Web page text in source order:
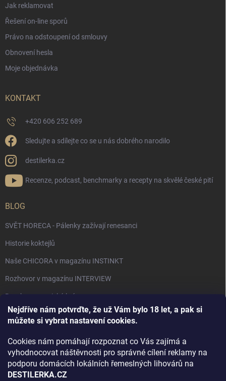
Nejdříve nám potvrďte, že už Vám bylo 18 let, a pak si
můžete si vybrat nastavení cookies.
Cookies nám pomáhají rozpoznat co Vás zajímá a
vyhodnocovat náštěvnosti pro správné cílení reklamy na
podporu domácích lokálních řemeslných lihovárů na
DESTILERKA.CZ
Jak reklamovat
Řešení on-line sporů
Právo na odstoupení od smlouvy
Obnovení hesla
Moje objednávka
KONTAKT
+420 606 252 689
Sledujte a sdílejte co se u nás dobrého narodilo
destilerka.cz
Recenze, podcast, benchmarky a recepty na skvělé české pití
BLOG
SVĚT HORECA - Pálenky zažívají renesanci
Historie koktejlů
Naše CHICORA v magazínu INSTINKT
Rozhovor v magazínu INTERVIEW
Bourbon, americká krása.
Napsali v TÝDNU o naší práci
Rozhovor s DESTILERKA.CZ v magazínu DRINKING-CAT
Jak vybrat dárek na Vánoce